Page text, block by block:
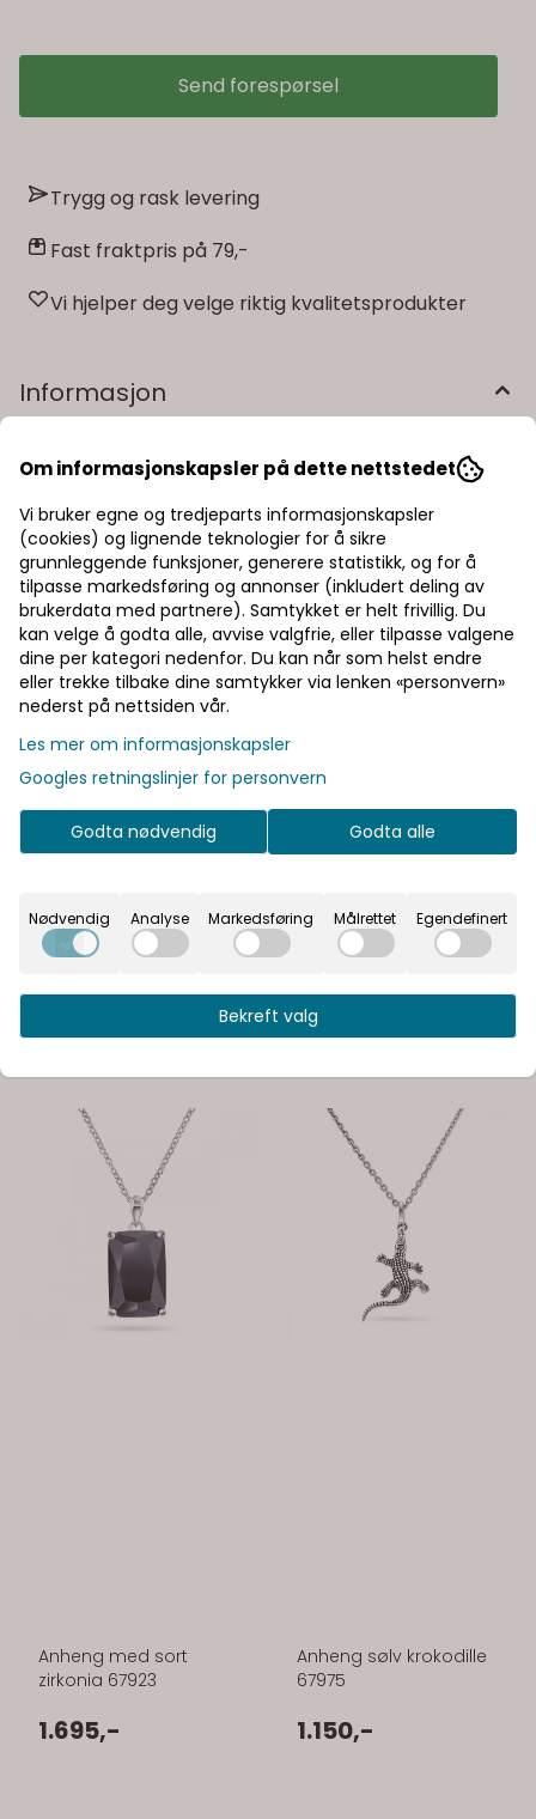
Send forespørsel
Trygg og rask levering
Fast fraktpris på 79,-
Vi hjelper deg velge riktig kvalitetsprodukter
Informasjon
H: 23 mm.
Rhodinert ankerkjede 48/50 cm medfølger.
https://arnenordlie.no
Produsent
Lignende produkter
Anheng med sort
zirkonia 67923
1.695,-
Anheng sølv krokodille
67975
1.150,-
Om informasjonskapsler på dette nettstedet
Vi bruker egne og tredjeparts informasjonskapsler
(cookies) og lignende teknologier for å sikre
grunnleggende funksjoner, generere statistikk, og for å
tilpasse markedsføring og annonser (inkludert deling av
brukerdata med partnere). Samtykket er helt frivillig. Du
kan velge å godta alle, avvise valgfrie, eller tilpasse valgene
dine per kategori nedenfor. Du kan når som helst endre
eller trekke tilbake dine samtykker via lenken «personvern»
nederst på nettsiden vår.
Les mer om informasjonskapsler
Googles retningslinjer for personvern
Godta nødvendig Godta alle
Nødvendig Analyse Markedsføring Målrettet Egendefinert
Bekreft valg